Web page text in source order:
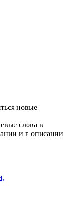
новые
слова в
и в описании